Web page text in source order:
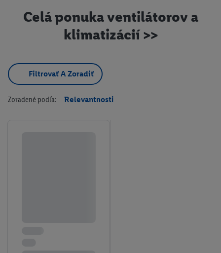
Celá ponuka ventilátorov a
klimatizácií >>
Filtrovať A Zoradiť
Zoradené podľa: Relevantnosti